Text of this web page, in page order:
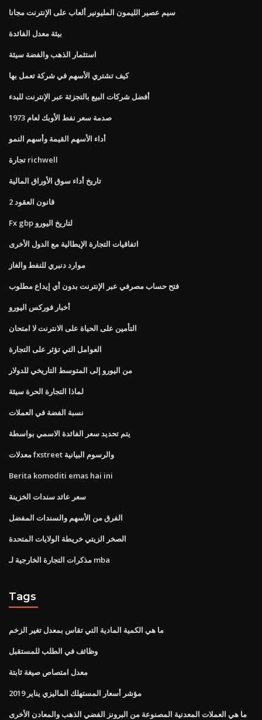
سيم عصير الليمون المليونير ألعاب على الإنترنت مجانا
بيئة معدل الفائدة
استثمار الذهب والفضة سيئة
كيف تشتري الأسهم في شركة تعمل بها
أفضل شركات البيع بالتجزئة عبر الإنترنت للبدء
صدمة سعر نفط الأوبك لعام 1973
أداء الأسهم القيمة وأسهم النمو
تجارة richwell
تاريخ أداء سوق الأوراق المالية
قانون العقود 2
Fx gbp لتاريخ اليورو
اتفاقيات التجارة الإيطالية مع الدول الأخرى
موارد دنبري للنفط والغاز
فتح حساب مصرفي عبر الإنترنت بدون أي إيداع مطلوب
أخبار فوركس اليورو
التأمين على الحياة على الانترنت لا امتحان
العوامل التي تؤثر على التجارة
من اليورو إلى المتوسط ​​التاريخي للدولار
لماذا التجارة الحرة سيئة
نسبة الفضة في العملات
يتم تحديد سعر الفائدة الاسمي بواسطة
معدلات fxstreet والرسوم البيانية
Berita komoditi emas hai ini
سعر عائد سندات الخزينة
الفرق من الأسهم والسندات المفضل
الصخر الزيتي خريطة الولايات المتحدة
مذكرات التجارة الخارجية لـ mba
Tags
ما هي الكمية المادية التي تقاس بمعدل تغير الزخم
وظائف في الطلب للمستقبل
معدل امتصاص صيغة ثابتة
مؤشر أسعار المستهلك الماليزي يناير 2019
ما هي العملات المعدنية المصنوعة من البرونز الفضي الذهب والمعادن الأخرى